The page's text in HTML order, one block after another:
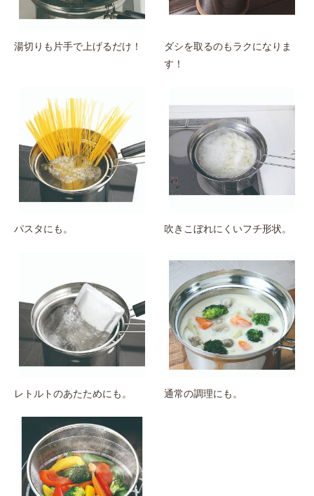
湯切りも片手で上げるだけ！
ダシを取るのもラクになりま
す！
パスタにも。 吹きこぼれにくいフチ形状。
レトルトのあたためにも。 通常の調理にも。